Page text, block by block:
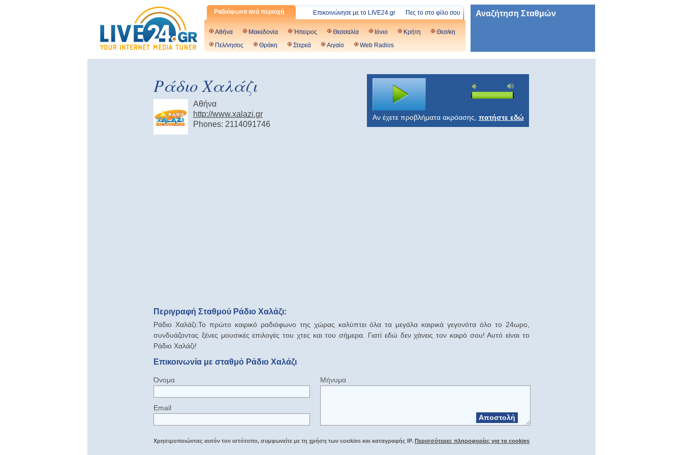
Ραδιόφωνα ανά περιοχή Πες το στο φίλο σου
Επικοινώνησε με το LIVE24.gr
Αθήνα Μακεδονία Ήπειρος Θεσσαλία Ιόνιο Κρήτη
Θεσ/κη
Πελ/νησος
Θράκη Στερεά Αιγαίο Web Radios
Αναζήτηση Σταθμών
Ράδιο Χαλάζι
Αθήνα
http://www.xalazi.gr
Phones: 2114091746
Αν έχετε προβλήματα ακρόασης, πατήστε εδώ
Περιγραφή Σταθμού Ράδιο Χαλάζι:
Ράδιο Χαλάζι:Το πρώτο καιρικό ραδιόφωνο της χώρας καλύπτει όλα τα μεγάλα καιρικά γεγονότα όλο το 24ωρο,
συνδυάζοντας ξένες μουσικές επιλογές του χτες και του σήμερα. Γιατί εδώ δεν χάνεις τον καιρό σου! Αυτό είναι το
Ράδιο Χαλάζι!
Επικοινωνία με σταθμό Ράδιο Χαλάζι
Όνομα
Email
Μήνυμα
Αποστολή
Χρησιμοποιώντας αυτόν τον ιστότοπο, συμφωνείτε με τη χρήση των cookies και καταγραφής IP. Περισσότερες πληροφορίες για τα cookies